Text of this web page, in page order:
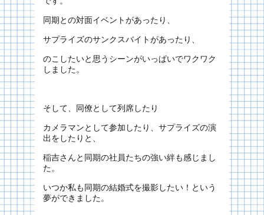
同期との対面イベントがあったり、
サプライズのサンクスバイトがあったり、
のこしたいと思うシーンがいっぱいでワクワク
しました。
そして、同僚として列席したり
カメラマンとして参加したり、サプライズの演
出をしたりと、
稲吉さんと同期の社員たちの強い絆も感じまし
た。
いつか私も同期の結婚式を撮影したい！という
夢ができました。